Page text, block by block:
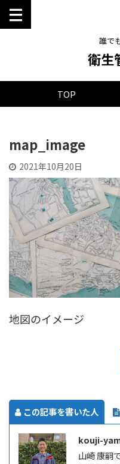
誰で
衛生
TOP
map_image
2021年10月20日
地図のイメージ
この記事を書いた人
kouji-
山崎 康嗣